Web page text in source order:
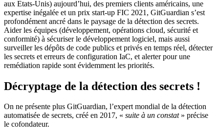
aux Etats-Unis) aujourd’hui, des premiers clients américains, une
expertise inégalée et un prix start-up FIC 2021, GitGuardian s’est
profondément ancré dans le paysage de la détection des secrets.
Aider les équipes (développement, opérations cloud, sécurité et
conformité) à sécuriser le développement logiciel, mais aussi
surveiller les dépôts de code publics et privés en temps réel, détecter
les secrets et erreurs de configuration IaC, et alerter pour une
remédiation rapide sont évidemment les priorités.
Décryptage de la détection des secrets !
On ne présente plus GitGuardian, l’expert mondial de la détection
automatisée de secrets, créé en 2017, « suite à un constat» précise
le cofondateur.